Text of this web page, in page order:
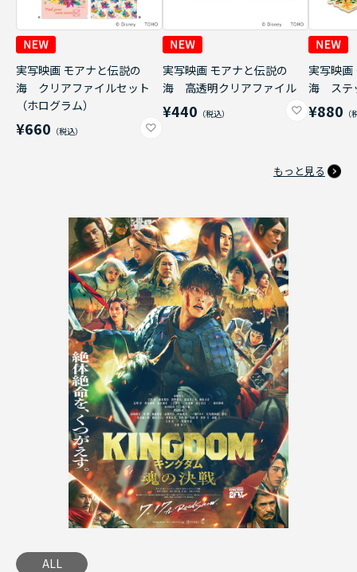
実写映画 モアナと伝説の
海 クリアファイルセット
（ホログラム）
¥660
実写映画 モアナと伝説の
海 高透明クリアファイル
¥440
実写映画
海 ステ
¥880
もっと見る
ALL